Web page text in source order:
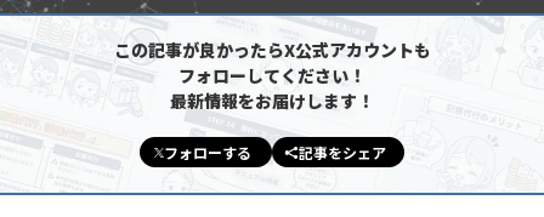
この記事が良かったらX公式アカウントも
フォローしてください！
最新情報をお届けします！
フォローする 記事をシェア